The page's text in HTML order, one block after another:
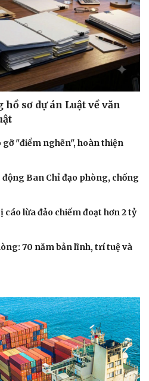
Podcast
Cửa sổ tình yêu
sơ dự án Luật về văn
gỡ "điểm nghẽn", hoàn thiện
động Ban Chỉ đạo phòng, chống
cáo lừa đảo chiếm đoạt hơn 2 tỷ
70 năm bản lĩnh, trí tuệ và